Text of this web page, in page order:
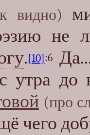
видно)
не
.[10]:6
утра до
(про
чего